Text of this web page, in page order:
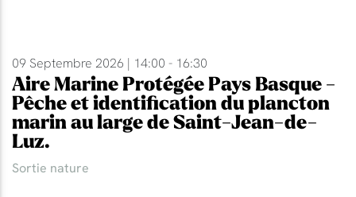
09 Septembre 2026 | 14:00 - 16:30
Aire Marine Protégée Pays Basque -
Pêche et identification du plancton
marin au large de Saint-Jean-de-
Luz.
Sortie nature